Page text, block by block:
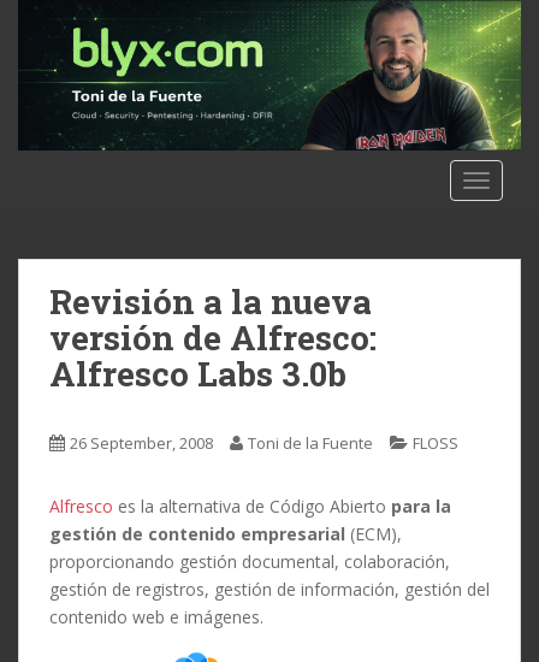
Revisión a la nueva
versión de Alfresco:
Alfresco Labs 3.0b
26 September, 2008 Toni de la Fuente FLOSS
Alfresco es la alternativa de Código Abierto para la
gestión de contenido empresarial (ECM),
proporcionando gestión documental, colaboración,
gestión de registros, gestión de información, gestión del
contenido web e imágenes.